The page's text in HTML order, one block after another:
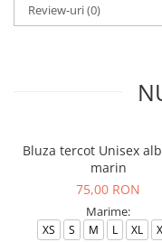
Review-uri(0)
Bluza tercot Unisex
marin
75,00 RON
Marime:
XS S M L XL